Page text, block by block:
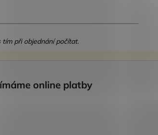
tím při objednání počítat.
online platby